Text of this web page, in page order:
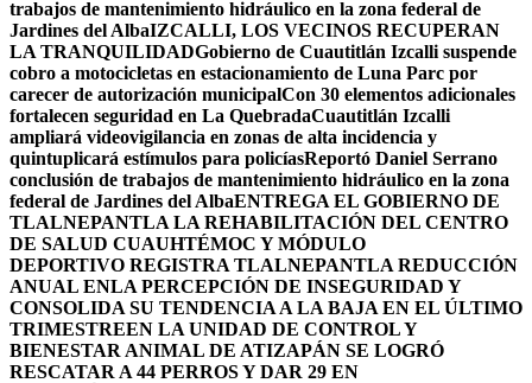
trabajos de mantenimiento hidráulico en la zona federal de
Jardines del AlbaIZCALLI, LOS VECINOS RECUPERAN
LA TRANQUILIDADGobierno de Cuautitlán Izcalli suspende
cobro a motocicletas en estacionamiento de Luna Parc por
carecer de autorización municipalCon 30 elementos adicionales
fortalecen seguridad en La QuebradaCuautitlán Izcalli
ampliará videovigilancia en zonas de alta incidencia y
quintuplicará estímulos para policíasReportó Daniel Serrano
conclusión de trabajos de mantenimiento hidráulico en la zona
federal de Jardines del AlbaENTREGA EL GOBIERNO DE
TLALNEPANTLA LA REHABILITACIÓN DEL CENTRO
DE SALUD CUAUHTÉMOC Y MÓDULO
DEPORTIVO REGISTRA TLALNEPANTLA REDUCCIÓN
ANUAL ENLA PERCEPCIÓN DE INSEGURIDAD Y
CONSOLIDA SU TENDENCIA A LA BAJA EN EL ÚLTIMO
TRIMESTREEN LA UNIDAD DE CONTROL Y
BIENESTAR ANIMAL DE ATIZAPÁN SE LOGRÓ
RESCATAR A 44 PERROS Y DAR 29 EN